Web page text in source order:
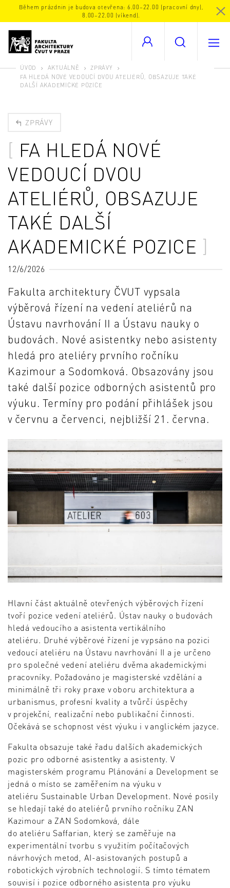
Během prázdnin je budova otevřena: 6.00–22.00 (pracovní dny),
8.00–22.00 (víkend).
ÚVOD AKTUÁLNĚ
ZPRÁVY
FA HLEDÁ NOVÉ VEDOUCÍ DVOU ATELIÉRŮ, OBSAZUJE TAKÉ
DALŠÍ AKADEMICKÉ POZICE
ZPRÁVY
FA HLEDÁ NOVÉ
VEDOUCÍ DVOU
ATELIÉRŮ, OBSAZUJE
TAKÉ DALŠÍ
AKADEMICKÉ POZICE
12/6/2026
Fakulta architektury ČVUT vypsala
výběrová řízení na vedení ateliérů na
Ústavu navrhování II a Ústavu nauky o
budovách. Nové asistentky nebo asistenty
hledá pro ateliéry prvního ročníku
Kazimour a Sodomková. Obsazovány jsou
také další pozice odborných asistentů pro
výuku. Termíny pro podání přihlášek jsou
v červnu a červenci, nejbližší 21. června.
Hlavní část aktuálně otevřených výběrových řízení
tvoří pozice vedení ateliérů. Ústav nauky o budovách
hledá vedoucího a asistenta vertikálního
ateliéru. Druhé výběrové řízení je vypsáno na pozici
vedoucí ateliéru na Ústavu navrhování II a je určeno
pro společné vedení ateliéru dvěma akademickými
pracovníky. Požadováno je magisterské vzdělání a
minimálně tři roky praxe v oboru architektura a
urbanismus, profesní kvality a tvůrčí úspěchy
v projekční, realizační nebo publikační činnosti.
Očekává se schopnost vést výuku i v anglickém jazyce.
Fakulta obsazuje také řadu dalších akademických
pozic pro odborné asistentky a asistenty. V
magisterském programu Plánování a Development se
jedná o místo se zaměřením na výuku v
ateliéru Sustainable Urban Development. Nové posily
se hledají také do ateliérů prvního ročníku ZAN
Kazimour a ZAN Sodomková, dále
do ateliéru Saffarian, který se zaměřuje na
experimentální tvorbu s využitím počítačových
návrhových metod, AI-asistovaných postupů a
robotických výrobních technologií. S tímto tématem
souvisí i pozice odborného asistenta pro výuku